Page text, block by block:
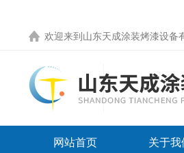
欢迎来到 山东天成涂装烤漆设备
网站首页 关于我